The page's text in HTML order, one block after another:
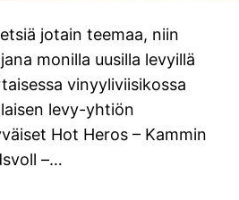
jotain teemaa, niin
monilla uusilla levyillä
vinyyliviisikossa
levy-yhtiön
Hot Heros – Kammin
–…